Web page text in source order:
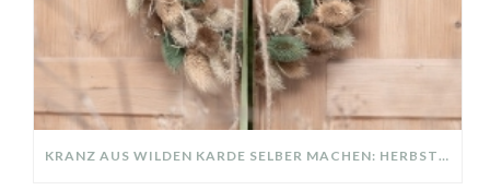
KRANZ AUS WILDEN KARDE SELBER MACHEN: HERBSTDEKO GANZ EINFACH